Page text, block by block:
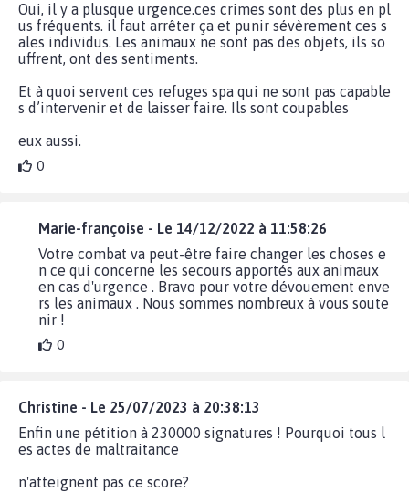
Oui, il y a plusque urgence.ces crimes sont des plus en pl
us fréquents. il faut arrêter ça et punir sévèrement ces s
ales individus. Les animaux ne sont pas des objets, ils so
uffrent, ont des sentiments.
Et à quoi servent ces refuges spa qui ne sont pas capable
s d’intervenir et de laisser faire. Ils sont coupables
eux aussi.
0
Marie-françoise - Le 14/12/2022 à 11:58:26
Votre combat va peut-être faire changer les choses e
n ce qui concerne les secours apportés aux animaux
en cas d'urgence . Bravo pour votre dévouement enve
rs les animaux . Nous sommes nombreux à vous soute
nir !
0
Christine - Le 25/07/2023 à 20:38:13
Enfin une pétition à 230000 signatures ! Pourquoi tous l
es actes de maltraitance
n'atteignent pas ce score?